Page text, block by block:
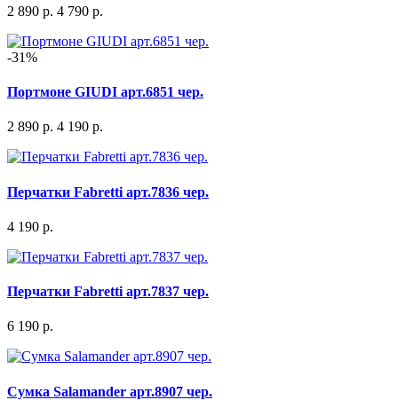
2 890 р. 4 790 р.
-31%
Портмоне GIUDI арт.6851 чер.
2 890 р. 4 190 р.
Перчатки Fabretti арт.7836 чер.
4 190 р.
Перчатки Fabretti арт.7837 чер.
6 190 р.
Сумка Salamander арт.8907 чер.